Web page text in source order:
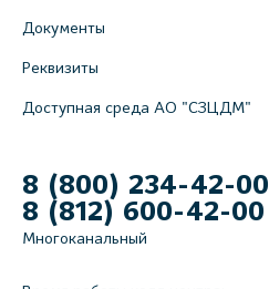
Документы
Реквизиты
Доступная среда АО "СЗЦДМ"
8 (800) 234-42-00
8 (812) 600-42-00
Многоканальный